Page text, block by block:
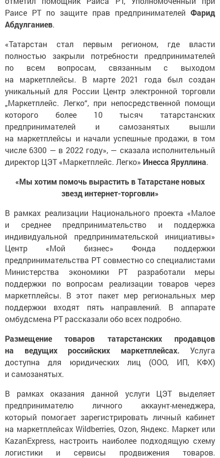
Раисе РТ по защите прав предпринимателей Фарид
Абдулганиев.
«Татарстан стал первым регионом, где власти
полностью закрыли потребности предпринимателей
по всем вопросам, связанным с выходом
на маркетплейсы. В марте 2021 года был создан
уникальный для России Центр электронной торговли
„Маркетплейс. Легко“, при непосредственной помощи
которого более 10 тысяч татарстанских
предпринимателей и самозанятых вышли
на маркетплейсы и начали успешные продажи, в том
числе 6300 — в 2022 году», — сказала исполнительный
директор ЦЭТ «Маркетплейс. Легко» Инесса Яруллина.
«Мы хотим помочь вырастить в Татарстане новых
звезд интернет-торговли»
В рамках реализации Национального проекта «Малое
и среднее предпринимательство и поддержка
индивидуальной предпринимательской инициативы»
Центр «Мой бизнес» Фонда поддержки
предпринимательства РТ совместно со специалистами
Министерства экономики РТ разработали меры
поддержки по вопросам реализации товаров через
маркетплейсы. В этот пакет мер региональных мер
поддержки входят пять направлений. В аппарате
омбудсмена РТ рассказали обо всех подробно.
Размещение товаров татарстанских продавцов
на ведущих российских маркетплейсах. Услуга
доступна для юридических лиц (ООО, ИП, КФХ)
и самозанятых.
В рамках оказания данной услуги ЦЭТ выделяет
предпринимателю личного аккаунт-менеджера,
который помогает зарегистрировать личный кабинет
на маркетплейсах Wildberries, Ozon, Яндекс. Маркет или
KazanExpress, настроить наиболее подходящую схему
логистики и сервисы продвижения товаров.